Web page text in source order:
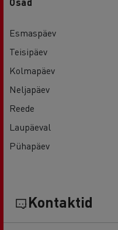
Esmaspäev
Teisipäev
Kolmapäev
Neljapäev
Reede
Laupäeval
Pühapäev
Kontaktid